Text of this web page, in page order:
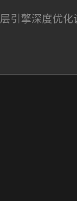
引擎深度优化